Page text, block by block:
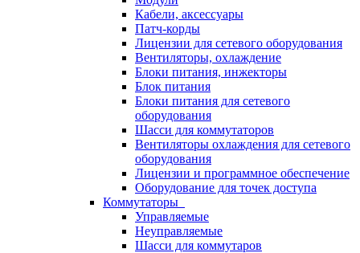
Кабели, аксессуары
Патч-корды
Лицензии для сетевого оборудования
Вентиляторы, охлаждение
Блоки питания, инжекторы
Блок питания
Блоки питания для сетевого
оборудования
Шасси для коммутаторов
Вентиляторы охлаждения для сетевого
оборудования
Лицензии и программное обеспечение
Оборудование для точек доступа
Коммутаторы
Управляемые
Неуправляемые
Шасси для коммутаров